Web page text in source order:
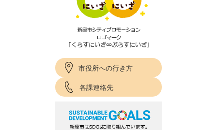
市役所への行き方
各課連絡先